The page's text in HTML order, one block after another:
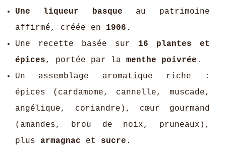
Une liqueur basque au patrimoine
affirmé, créée en 1906 .
Une recette basée sur 16 plantes et
épices, portée par la menthe poivrée .
Un assemblage aromatique riche :
épices (cardamome, cannelle, muscade,
angélique, coriandre), cœur gourmand
(amandes, brou de noix, pruneaux),
plus armagnac et sucre .